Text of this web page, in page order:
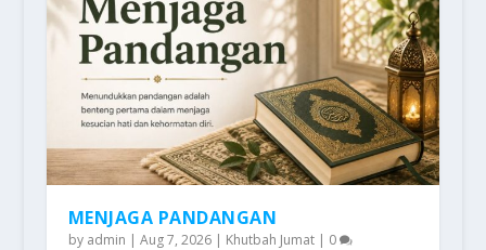
MENJAGA PANDANGAN
by admin | Aug 7, 2026| Khutbah Jumat| 0